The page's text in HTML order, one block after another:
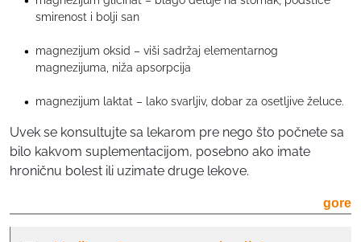
smirenost i bolji san
magnezijum oksid – viši sadržaj elementarnog
magnezijuma, niža apsorpcija
magnezijum laktat – lako svarljiv, dobar za osetljive želuce.
Uvek se konsultujte sa lekarom pre nego što počnete sa
bilo kakvom suplementacijom, posebno ako imate
hroničnu bolest ili uzimate druge lekove.
gore